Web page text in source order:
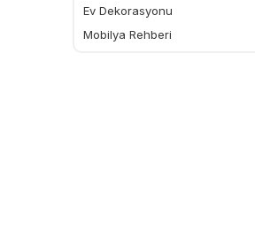
Ev Dekorasyonu
Mobilya Rehberi